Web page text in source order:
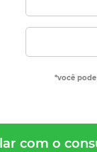
*você
com o